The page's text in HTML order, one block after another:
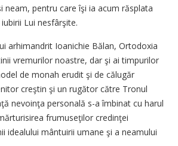
neam, pentru care îşi ia acum răsplata
Lui nesfârşite.
arhimandrit Ioanichie Bălan, Ortodoxia
vremurilor noastre, dar şi ai timpurilor
de monah erudit şi de călugăr
creştin şi un rugător către Tronul
nevoinţa personală s-a îmbinat cu harul
frumuseţilor credinţei
idealului mântuirii umane şi a neamului